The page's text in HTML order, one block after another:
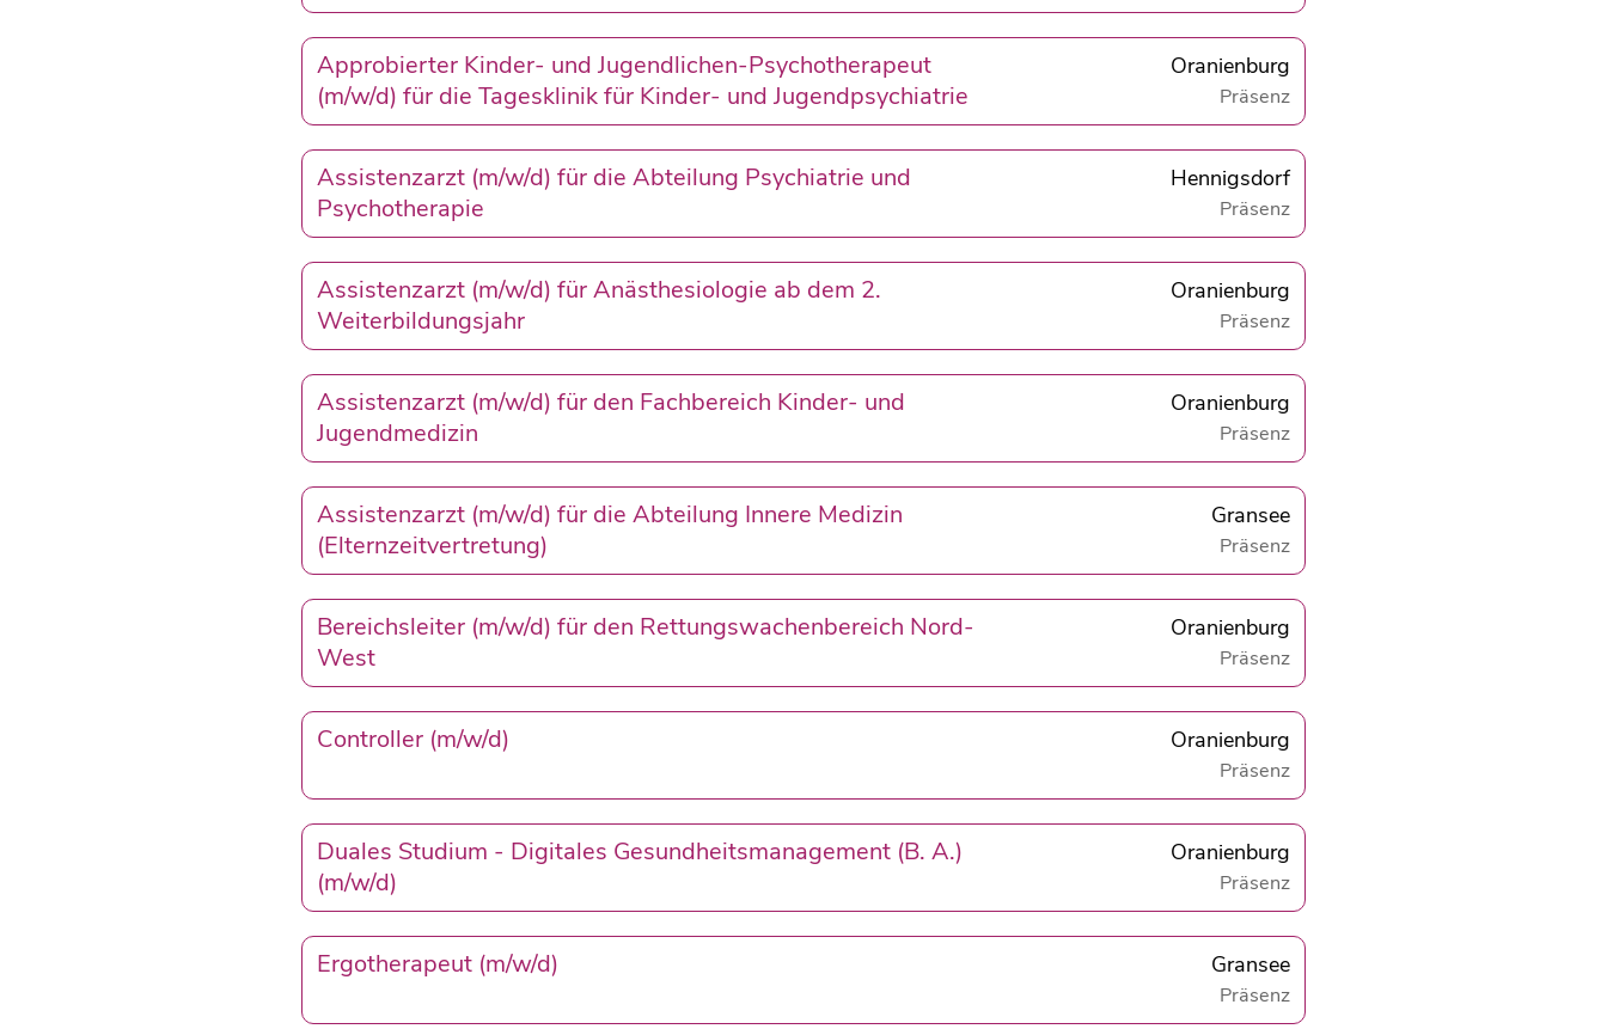
Approbierter Kinder- und Jugendlichen-Psychotherapeut
(m/w/d) für die Tagesklinik für Kinder- und Jugendpsychiatrie
Oranienburg
Präsenz
Assistenzarzt (m/w/d) für die Abteilung Psychiatrie und
Psychotherapie
Hennigsdorf
Präsenz
Assistenzarzt (m/w/d) für Anästhesiologie ab dem 2.
Weiterbildungsjahr
Oranienburg
Präsenz
Assistenzarzt (m/w/d) für den Fachbereich Kinder- und
Jugendmedizin
Oranienburg
Präsenz
Assistenzarzt (m/w/d) für die Abteilung Innere Medizin
(Elternzeitvertretung)
Gransee
Präsenz
Bereichsleiter (m/w/d) für den Rettungswachenbereich Nord-
West
Oranienburg
Präsenz
Controller (m/w/d) Oranienburg
Präsenz
Duales Studium - Digitales Gesundheitsmanagement (B. A.)
(m/w/d)
Oranienburg
Präsenz
Ergotherapeut (m/w/d) Gransee
Präsenz